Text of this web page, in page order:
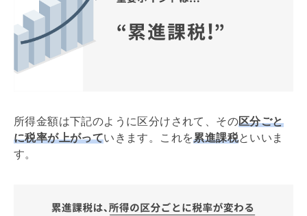
所得金額は下記のように区分けされて、その区分ごと
に税率が上がっていきます。これを累進課税といいま
す。